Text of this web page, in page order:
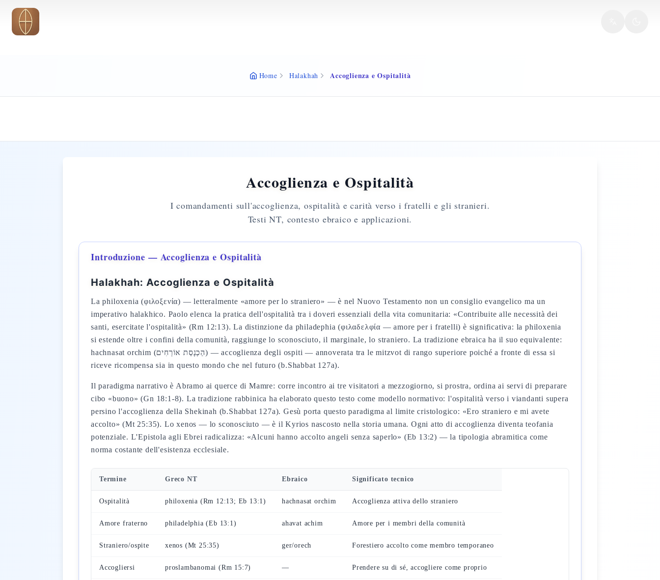
Vai al contenuto principale
Home Halakhah Accoglienza e Ospitalità
Accoglienza e Ospitalità
I comandamenti sull'accoglienza, ospitalità e carità verso i fratelli e gli stranieri.
Testi NT, contesto ebraico e applicazioni.
Introduzione — Accoglienza e Ospitalità
Halakhah: Accoglienza e Ospitalità
La philoxenia (φιλοξενία) — letteralmente «amore per lo straniero» — è nel Nuovo Testamento non un consiglio evangelico ma un
imperativo halakhico. Paolo elenca la pratica dell'ospitalità tra i doveri essenziali della vita comunitaria: «Contribuite alle necessità dei
santi, esercitate l'ospitalità» (Rm 12:13). La distinzione da philadephia (φιλαδελφία — amore per i fratelli) è significativa: la philoxenia
si estende oltre i confini della comunità, raggiunge lo sconosciuto, il marginale, lo straniero. La tradizione ebraica ha il suo equivalente:
hachnasat orchim (הַכְנָסַת אוֹרְחִים) — accoglienza degli ospiti — annoverata tra le mitzvot di rango superiore poiché a fronte di essa si
riceve ricompensa sia in questo mondo che nel futuro (b.Shabbat 127a).
Il paradigma narrativo è Abramo ai querce di Mamre: corre incontro ai tre visitatori a mezzogiorno, si prostra, ordina ai servi di preparare
cibo «buono» (Gn 18:1-8). La tradizione rabbinica ha elaborato questo testo come modello normativo: l'ospitalità verso i viandanti supera
persino l'accoglienza della Shekinah (b.Shabbat 127a). Gesù porta questo paradigma al limite cristologico: «Ero straniero e mi avete
accolto» (Mt 25:35). Lo xenos — lo sconosciuto — è il Kyrios nascosto nella storia umana. Ogni atto di accoglienza diventa teofania
potenziale. L'Epistola agli Ebrei radicalizza: «Alcuni hanno accolto angeli senza saperlo» (Eb 13:2) — la tipologia abramitica come
norma costante dell'esistenza ecclesiale.
Termine Greco NT Ebraico Significato tecnico
Ospitalità philoxenia (Rm 12:13; Eb 13:1) hachnasat orchim Accoglienza attiva dello straniero
Amore fraterno philadelphia (Eb 13:1) ahavat achim Amore per i membri della comunità
Straniero/ospite xenos (Mt 25:35) ger/orech Forestiero accolto come membro temporaneo
Accogliersi proslambanomai (Rm 15:7) — Prendere su di sé, accogliere come proprio